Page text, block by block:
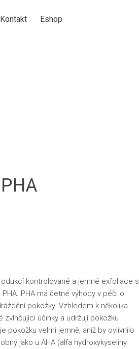
Kontakt
Eshop
kontrolované a jemné exfoliace s
PHA má četné výhody v péči o
pokožky. Vzhledem k několika
zvlhčující účinky a udržují pokožku
pokožku velmi jemně, aniž by ovlivnilo
jako u AHA (alfa hydroxykyseliny